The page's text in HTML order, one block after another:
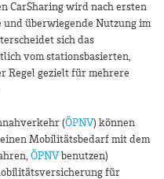
CarSharing wird nach ersten
überwiegende Nutzung im
sich das
vom stationsbasierten,
Regel gezielt für mehrere
(ÖPNV) können
Mobilitätsbedarf mit dem
ÖPNV benutzen)
für